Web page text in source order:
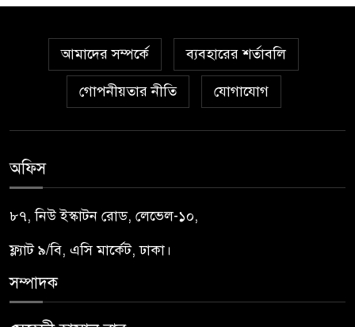
আমাদের সম্পর্কে ব্যবহারের শর্তাবলি
গোপনীয়তার নীতি যোগাযোগ
অফিস
৮৭, নিউ ইস্কাটন রোড, লেভেল-১০,
ফ্ল্যাট ৯/বি, এসি মার্কেট, ঢাকা।
সম্পাদক